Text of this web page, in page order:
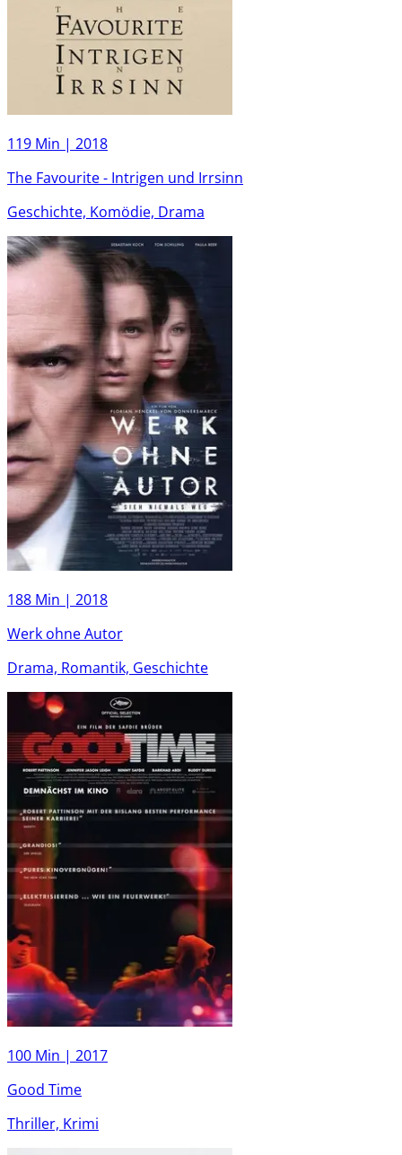
119 Min | 2018
The Favourite - Intrigen und Irrsinn
Geschichte, Komödie, Drama
188 Min | 2018
Werk ohne Autor
Drama, Romantik, Geschichte
100 Min | 2017
Good Time
Thriller, Krimi